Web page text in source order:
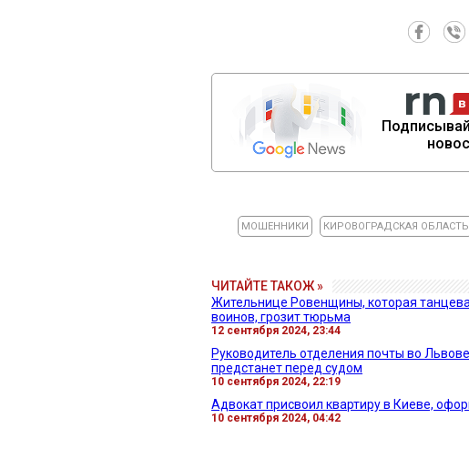
МОШЕННИКИ КИРОВОГРАДСКАЯ ОБЛАСТЬ
ЧИТАЙТЕ ТАКОЖ »
Жительнице Ровенщины, которая
воинов, грозит тюрьма
12 сентября 2024, 23:44
Руководитель отделения почты во
предстанет перед судом
10 сентября 2024, 22:19
Адвокат присвоил квартиру в Киеве,
10 сентября 2024, 04:42